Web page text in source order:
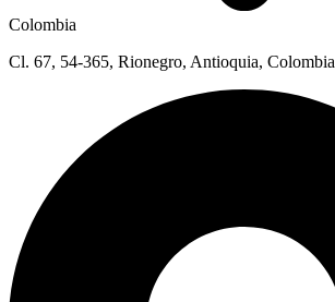
Colombia
Cl. 67, 54-365, Rionegro, Antioquia, Colombia